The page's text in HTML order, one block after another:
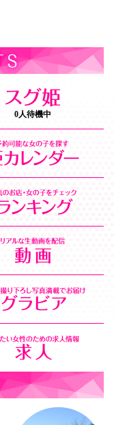
0人待機中